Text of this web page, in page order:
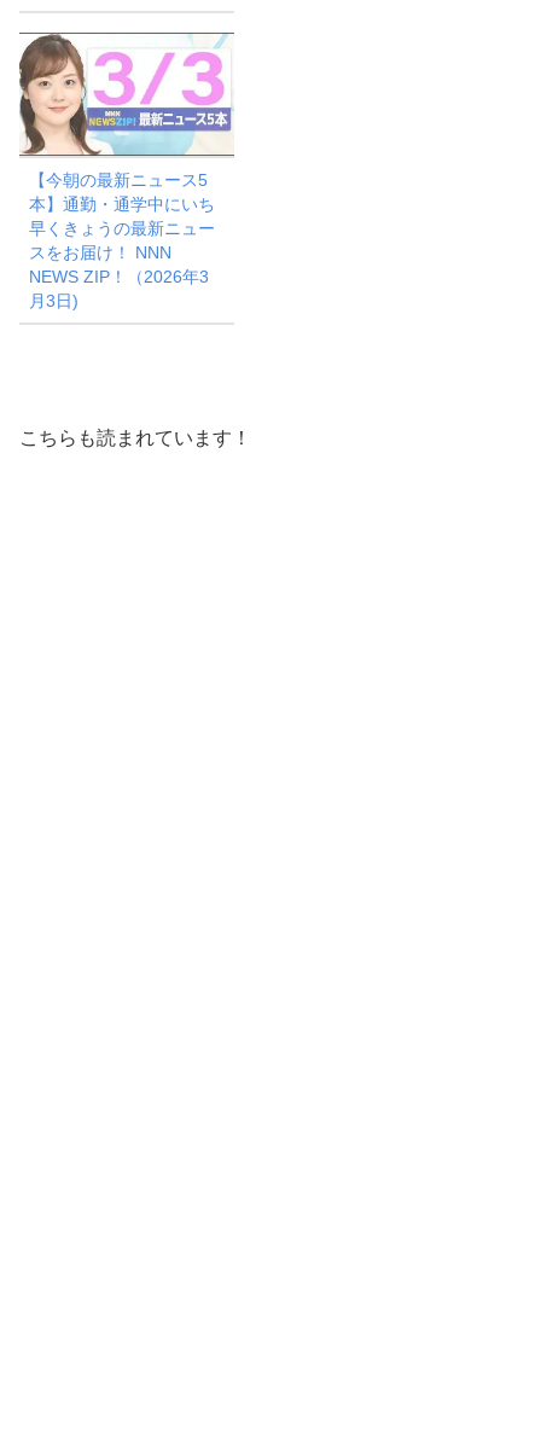
【今朝の最新ニュース5
本】通勤・通学中にいち
早くきょうの最新ニュー
スをお届け！ NNN
NEWS ZIP！（2026年3
月3日)
こちらも読まれています！